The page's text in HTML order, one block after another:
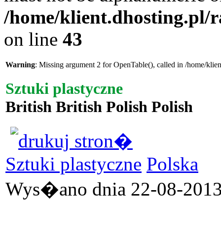
/home/klient.dhosting.pl/
on line 43
Warning: Missing argument 2 for OpenTable(), called in /home/
Sztuki plastyczne
British British Polish Polish
Sztuki plastyczne Polska
Wys�ano dnia 22-08-